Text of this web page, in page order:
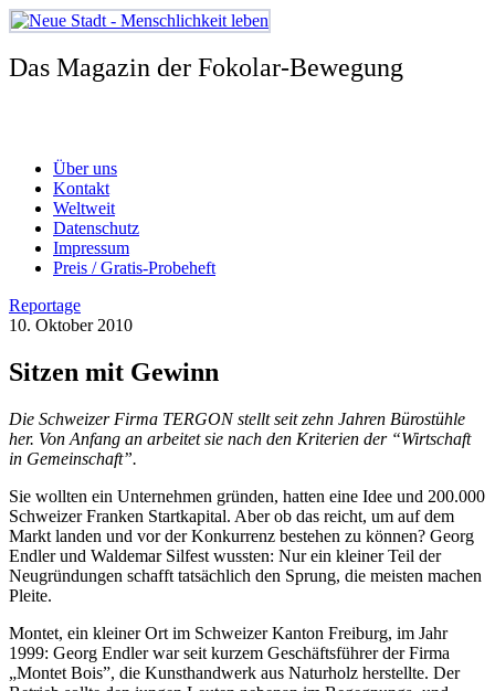
Zum
Inhalt
springen
Das Magazin der Fokolar-Bewegung
Über uns
Kontakt
Weltweit
Datenschutz
Impressum
Preis / Gratis-Probeheft
Reportage
10. Oktober 2010
Sitzen mit Gewinn
Die Schweizer Firma TERGON stellt seit zehn Jahren Bürostühle
her. Von Anfang an arbeitet sie nach den Kriterien der “Wirtschaft
in Gemeinschaft”.
Sie wollten ein Unternehmen gründen, hatten eine Idee und 200.000
Schweizer Franken Startkapital. Aber ob das reicht, um auf dem
Markt landen und vor der Konkurrenz bestehen zu können? Georg
Endler und Waldemar Silfest wussten: Nur ein kleiner Teil der
Neugründungen schafft tatsächlich den Sprung, die meisten machen
Pleite.
Montet, ein kleiner Ort im Schweizer Kanton Freiburg, im Jahr
1999: Georg Endler war seit kurzem Geschäftsführer der Firma
„Montet Bois”, die Kunsthandwerk aus Naturholz herstellte. Der